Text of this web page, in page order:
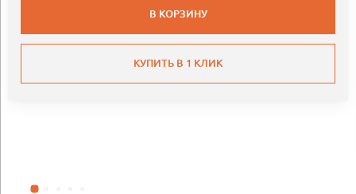
В КОРЗИНУ
КУПИТЬ В 1 КЛИК